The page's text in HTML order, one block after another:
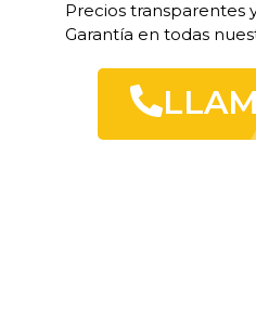
Precios transparentes
Garantía en todas